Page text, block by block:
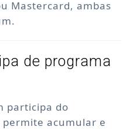
Mastercard, ambas
de programa
participa do
acumular e